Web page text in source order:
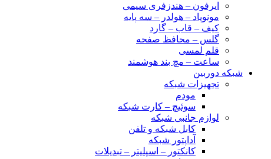
ایرفون – هندزفری سیمی
مونوپاد – هولدر – سه پایه
کیف – قاب – گارد
گلس – محافظ صفحه
قلم لمسی
ساعت – مچ بند هوشمند
شبکه دوربین
تجهیزات شبکه
مودم
سوئیچ – کارت شبکه
لوازم جانبی شبکه
کابل شبکه و تلفن
آداپتور شبکه
کانکتور – اسپلیتر – تبدیلات